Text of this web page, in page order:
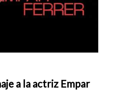
a la actriz Empar